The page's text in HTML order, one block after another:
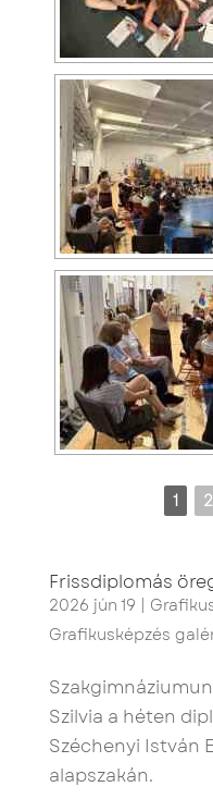
1 2
Frissdiplomás
2026 jún 19
Grafikusképzés
Szilvia a héten
Széchenyi István
alapszakán.